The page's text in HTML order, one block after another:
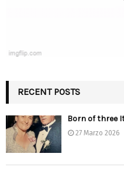
RECENT POSTS
Born of three
27 Marzo 2026